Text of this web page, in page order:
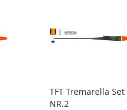
TFT Tremarella Set
NR.2